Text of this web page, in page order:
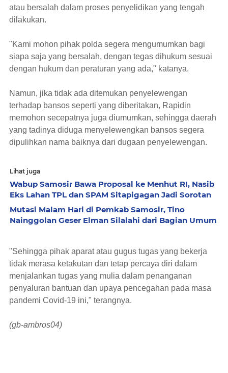
atau bersalah dalam proses penyelidikan yang tengah
dilakukan.
"Kami mohon pihak polda segera mengumumkan bagi
siapa saja yang bersalah, dengan tegas dihukum sesuai
dengan hukum dan peraturan yang ada," katanya.
Namun, jika tidak ada ditemukan penyelewengan
terhadap bansos seperti yang diberitakan, Rapidin
memohon secepatnya juga diumumkan, sehingga daerah
yang tadinya diduga menyelewengkan bansos segera
dipulihkan nama baiknya dari dugaan penyelewengan.
Lihat juga
Wabup Samosir Bawa Proposal ke Menhut RI, Nasib
Eks Lahan TPL dan SPAM Sitapigagan Jadi Sorotan
Mutasi Malam Hari di Pemkab Samosir, Tino
Nainggolan Geser Elman Silalahi dari Bagian Umum
"Sehingga pihak aparat atau gugus tugas yang bekerja
tidak merasa ketakutan dan tetap percaya diri dalam
menjalankan tugas yang mulia dalam penanganan
penyaluran bantuan dan upaya pencegahan pada masa
pandemi Covid-19 ini," terangnya.
(gb-ambros04)